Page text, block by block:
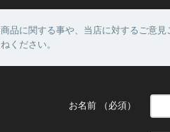
商品に関する事や、当店に対するご意
ねください。
お名前 （必須）